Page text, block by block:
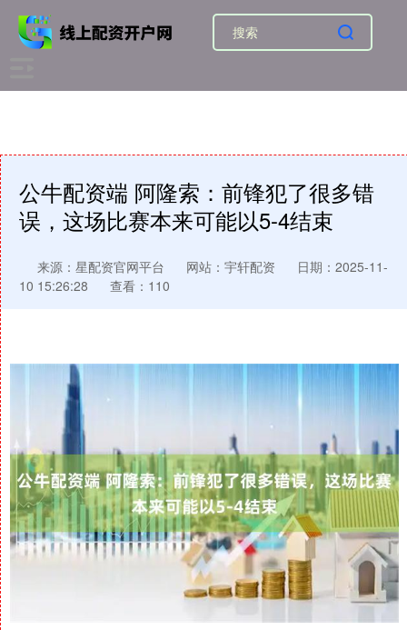
公牛配资端 阿隆索：前锋犯了很多错
误，这场比赛本来可能以5-4结束
来源：星配资官网平台 网站：宇轩配资
日期：2025-11-
10 15:26:28
查看：110